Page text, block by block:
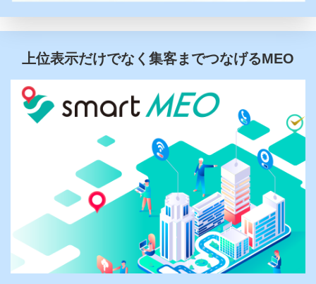
上位表示だけでなく集客までつなげるMEO